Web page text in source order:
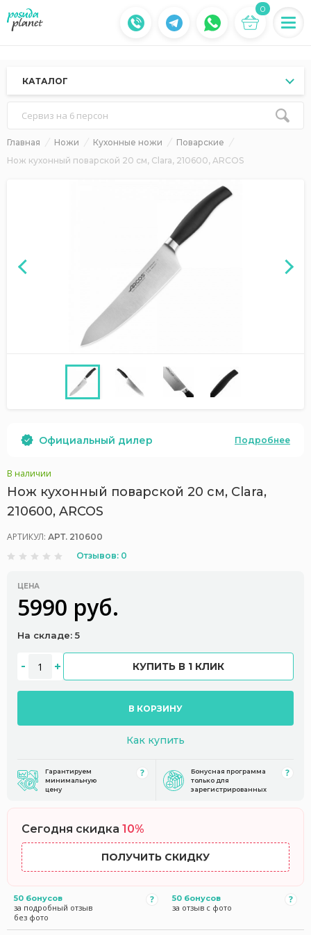
0
КАТАЛОГ
Сервиз на 6 персон
Главная Ножи Кухонные ножи
Поварские
Нож кухонный поварской 20 см, Clara, 210600, ARCOS
Официальный дилер Подробнее
В наличии
Нож кухонный поварской 20 см, Clara,
210600, ARCOS
АРТИКУЛ: АРТ. 210600
Отзывов: 0
ЦЕНА
5990 руб.
На складе: 5
КУПИТЬ В 1 КЛИК
В КОРЗИНУ
Как купить
Гарантируем
минимальную
цену
Бонусная программа
только для
зарегистрированных
Сегодня скидка 10%
ПОЛУЧИТЬ СКИДКУ
50 бонусов
за подробный отзыв
без фото
50 бонусов
за отзыв с фото